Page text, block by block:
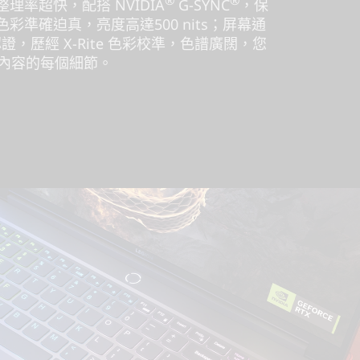
理率超快，配搭 NVIDIA G-SYNC
，保
彩準確迫真，亮度高達500 nits；屏幕通
，歷經 X-Rite 色彩校準，色譜廣闊，您
容的每個細節。